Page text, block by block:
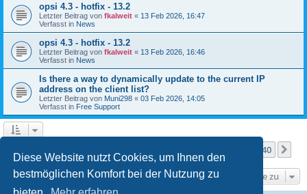
Diese Website nutzt Cookies, um Ihnen den
bestmöglichen Komfort bei der Nutzung zu
opsi 4.3 - hotfix - 13.2
Letzter Beitrag von fkalweit « 13 Feb 2026, 16:47
Verfasst in News
opsi 4.3 - hotfix - 13.2
Letzter Beitrag von fkalweit « 13 Feb 2026, 16:46
Verfasst in News
Is there a way to dynamically update to the current IP
address on the client list?
Letzter Beitrag von Muni298 « 03 Feb 2026, 14:05
Verfasst in Free Support
40
Gehe zu